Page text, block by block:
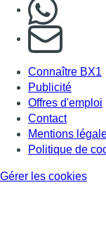
Connaître BX1
Publicité
Offres d'emploi
Contact
Mentions
Politique de
Gérer les cookies